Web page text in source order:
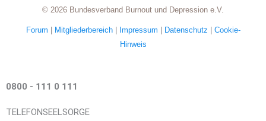
© 2026 Bundesverband Burnout und Depression e.V.
Forum Mitgliederbereich Impressum Datenschutz
Cookie-
Hinweis
0800 - 111 0 111
TELEFONSEELSORGE